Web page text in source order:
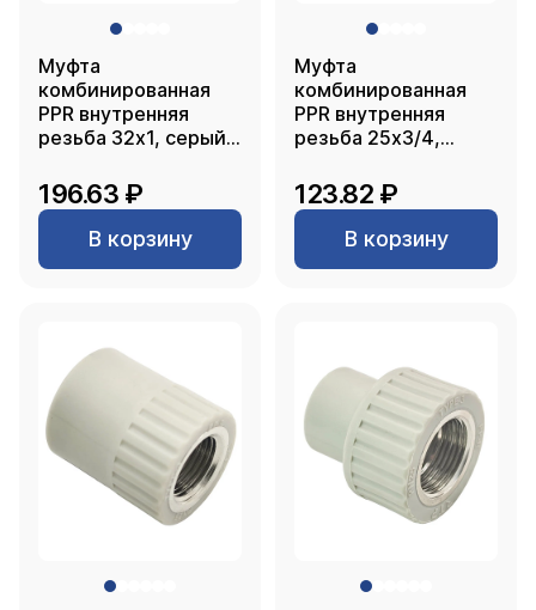
Муфта
комбинированная
PPR внутренняя
резьба 32х1, серый,
196.63 ₽
В корзину
Муфта
комбинированная
PPR внутренняя
резьба 25х3/4,
123.82 ₽
В корзину